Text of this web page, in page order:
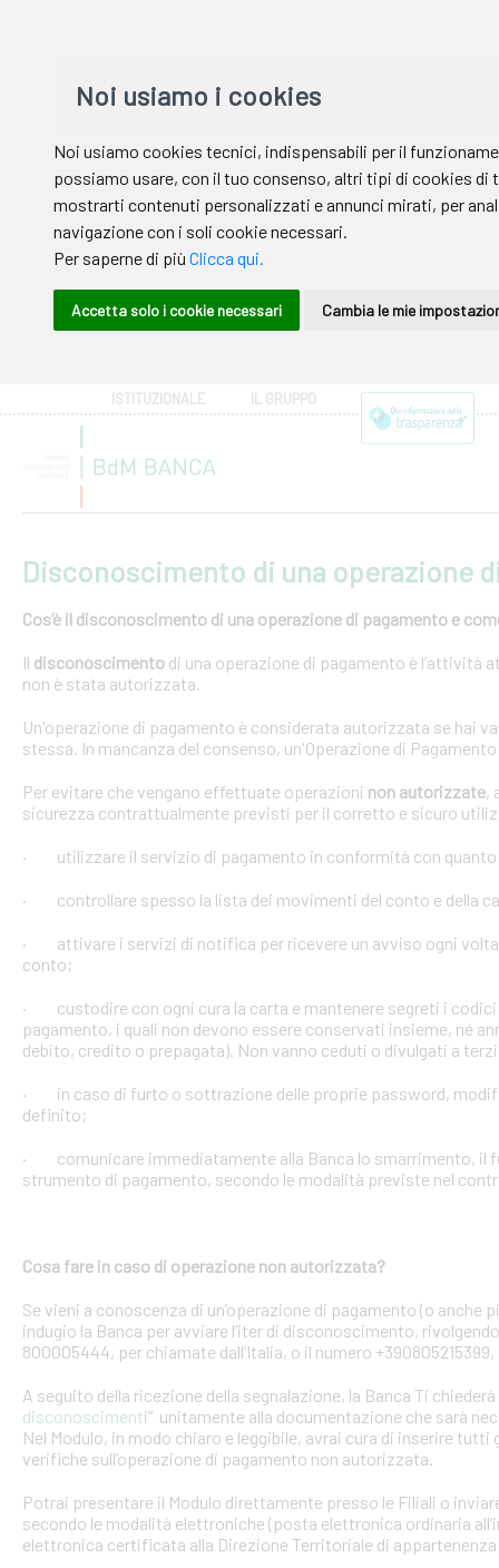
ISTITUZIONALE IL GRUPPO
Disconoscimento di una operazione
Cos’è il disconoscimento di una operazione di pagamento e
Il disconoscimento di una operazione di pagamento è l’attività
non è stata autorizzata.
Un'operazione di pagamento è considerata autorizzata se hai
stessa. In mancanza del consenso, un'Operazione di
Per evitare che vengano effettuate operazioni non autorizzate,
sicurezza contrattualmente previsti per il corretto e sicuro
· utilizzare il servizio di pagamento in conformità con
· controllare spesso la lista dei movimenti del conto e della
· attivare i servizi di notifica per ricevere un avviso ogni
conto;
· custodire con ogni cura la carta e mantenere segreti i
pagamento, i quali non devono essere conservati insieme, né
debito, credito o prepagata). Non vanno ceduti o divulgati a
· in caso di furto o sottrazione delle proprie password,
definito;
· comunicare immediatamente alla Banca lo smarrimento, il
strumento di pagamento, secondo le modalità previste nel
Cosa fare in caso di operazione non autorizzata?
Se vieni a conoscenza di un’operazione di pagamento (o
indugio la Banca per avviare l’iter di disconoscimento,
800005444, per chiamate dall’Italia, o il numero
A seguito della ricezione della segnalazione, la Banca Ti
disconoscimenti” unitamente alla documentazione che sarà
Nel Modulo, in modo chiaro e leggibile, avrai cura di inserire
verifiche sull’operazione di pagamento non autorizzata.
Potrai presentare il Modulo direttamente presso le Filiali o
secondo le modalità elettroniche (posta elettronica ordinaria
elettronica certificata alla Direzione Territoriale di